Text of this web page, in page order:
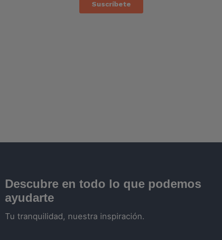
Descubre en todo lo que podemos
ayudarte
Tu tranquilidad, nuestra inspiración.